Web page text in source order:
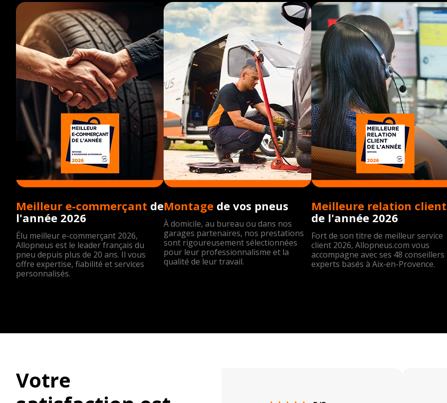
Meilleur e-commerçant de
l'année 2026
Élu meilleur e-commerçant 2026,
Allopneus est le leader français du
pneu depuis plus de 20 ans. Il vous
offre expertise, fiabilité et services
personnalisés.
Montage de vos pneus
À domicile, au bureau ou dans nos
garages partenaires, nos prestations
sont rigoureusement sélectionnées
pour leur professionnalisme et la
qualité de leur travail.
de l'année 2026
Fort de son titre de meilleur service
client 2026, Allopneus.com vous
accompagne avec ses 48 conseillers
experts basés à Aix-en-Provence.
Votre